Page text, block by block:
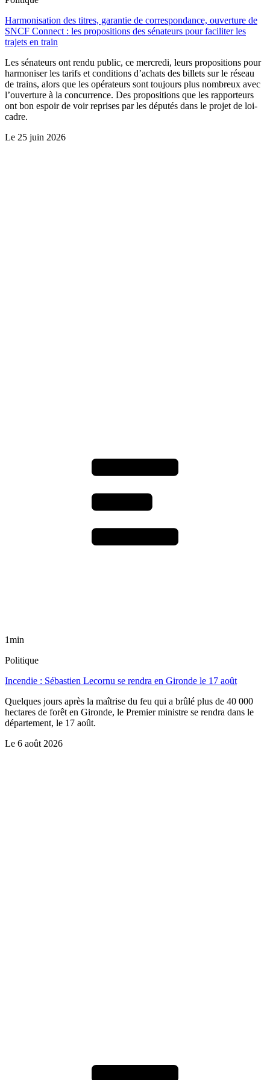
Harmonisation des titres, garantie de correspondance, ouverture de
SNCF Connect : les propositions des sénateurs pour faciliter les
trajets en train
Les sénateurs ont rendu public, ce mercredi, leurs propositions pour
harmoniser les tarifs et conditions d’achats des billets sur le réseau
de trains, alors que les opérateurs sont toujours plus nombreux avec
l’ouverture à la concurrence. Des propositions que les rapporteurs
ont bon espoir de voir reprises par les députés dans le projet de loi-
cadre.
Le 25 juin 2026
1min
Politique
Incendie : Sébastien Lecornu se rendra en Gironde le 17 août
Quelques jours après la maîtrise du feu qui a brûlé plus de 40 000
hectares de forêt en Gironde, le Premier ministre se rendra dans le
département, le 17 août.
Le 6 août 2026